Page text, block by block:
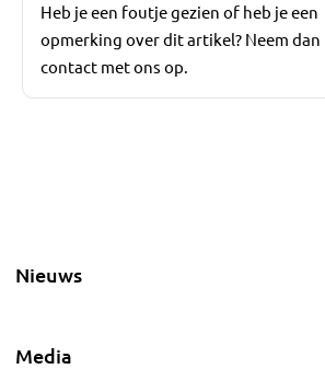
Heb je een foutje gezien of heb je een
opmerking over dit artikel? Neem dan
contact met ons op.
Nieuws
Media